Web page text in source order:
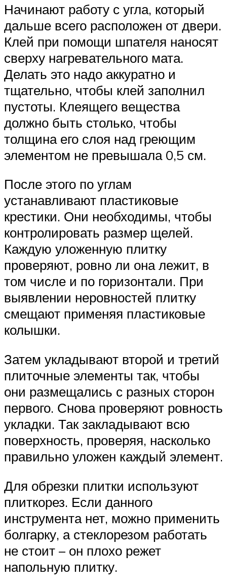
Начинают работу с угла, который
дальше всего расположен от двери.
Клей при помощи шпателя наносят
сверху нагревательного мата.
Делать это надо аккуратно и
тщательно, чтобы клей заполнил
пустоты. Клеящего вещества
должно быть столько, чтобы
толщина его слоя над греющим
элементом не превышала 0,5 см.
После этого по углам
устанавливают пластиковые
крестики. Они необходимы, чтобы
контролировать размер щелей.
Каждую уложенную плитку
проверяют, ровно ли она лежит, в
том числе и по горизонтали. При
выявлении неровностей плитку
смещают применяя пластиковые
колышки.
Затем укладывают второй и третий
плиточные элементы так, чтобы
они размещались с разных сторон
первого. Снова проверяют ровность
укладки. Так закладывают всю
поверхность, проверяя, насколько
правильно уложен каждый элемент.
Для обрезки плитки используют
плиткорез. Если данного
инструмента нет, можно применить
болгарку, а стеклорезом работать
не стоит – он плохо режет
напольную плитку.